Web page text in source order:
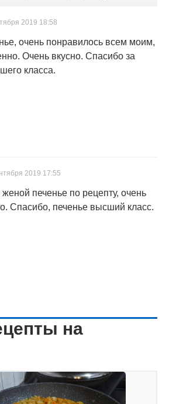
2019 18:58
очень понравилось всем моим,
Очень вкусно. Спасибо за
класса.
2019 17:55
печенье по рецепту, очень
Спасибо, печенье высший класс.
на